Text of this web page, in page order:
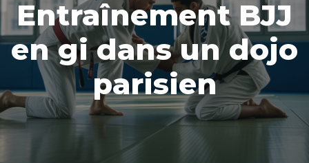
Entraînement BJJ
en gi dans un dojo
parisien